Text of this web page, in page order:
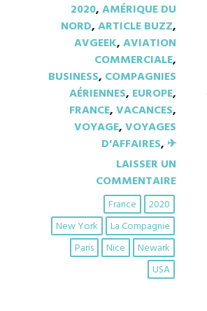
2020,AMÉRIQUE DU
NORD,ARTICLE BUZZ,
AVGEEK,AVIATION
COMMERCIALE,
BUSINESS, COMPAGNIES
AÉRIENNES, EUROPE,
FRANCE,VACANCES,
VOYAGE,VOYAGES
D'AFFAIRES, ✈︎
LAISSER UN
COMMENTAIRE
2020
France
La Compagnie
New York
Newark
Nice
Paris
USA